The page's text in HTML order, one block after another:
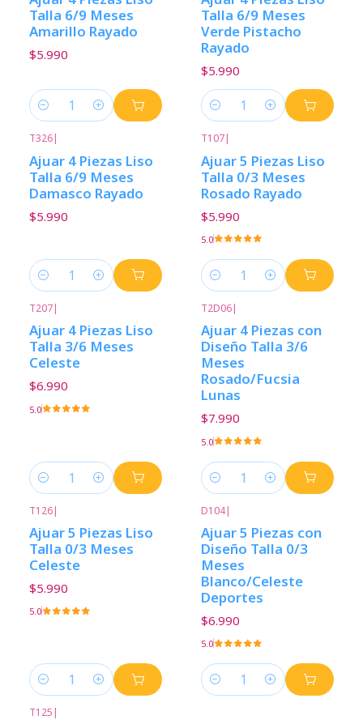
Talla 6/9 Meses
Amarillo Rayado
$5.990
Cantidad
Talla 6/9 Meses
Verde Pistacho
Rayado
$5.990
Cantidad
T326|
Ajuar 4 Piezas Liso
Talla 6/9 Meses
Damasco Rayado
$5.990
Cantidad
T107|
Ajuar 5 Piezas Liso
Talla 0/3 Meses
Rosado Rayado
$5.990
5.0
Cantidad
T207|
Ajuar 4 Piezas Liso
Talla 3/6 Meses
Celeste
$6.990
5.0
Cantidad
T2D06|
Ajuar 4 Piezas con
Diseño Talla 3/6
Meses
Rosado/Fucsia
Lunas
$7.990
5.0
Cantidad
T126|
Ajuar 5 Piezas Liso
Talla 0/3 Meses
Celeste
$5.990
5.0
Cantidad
D104|
Ajuar 5 Piezas con
Diseño Talla 0/3
Meses
Blanco/Celeste
Deportes
$6.990
5.0
Cantidad
T125 |